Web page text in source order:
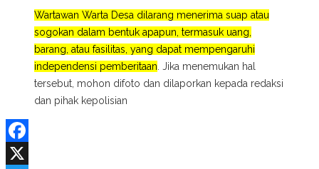
Wartawan Warta Desa dilarang menerima suap atau
sogokan dalam bentuk apapun, termasuk uang,
barang, atau fasilitas, yang dapat mempengaruhi
independensi pemberitaan . Jika menemukan hal
tersebut, mohon difoto dan dilaporkan kepada redaksi
dan pihak kepolisian
Facebook